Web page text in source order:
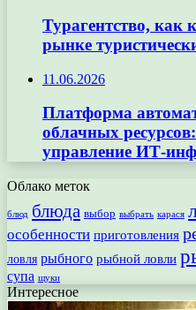
Турагентство, как
рынке
11.06.2026
Платформа
облачных
управление ИТ-
Облако меток
блюд блюда выбор выбрать карася
особенности приготовления
ловля рыбного рыбной ловли
супа щуки
Интересное